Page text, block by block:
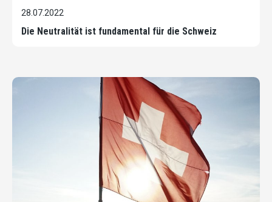
28.07.2022
Die Neutralität ist fundamental für die Schweiz